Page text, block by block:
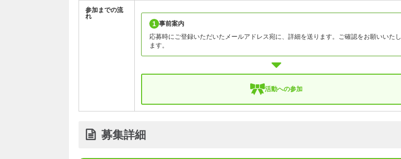
参加までの流
れ
1 事前案内
応募時にご登録いただいたメールアドレス宛に、詳細を送ります。ご確認をお願いいたし
ます。
活動への参加
募集詳細